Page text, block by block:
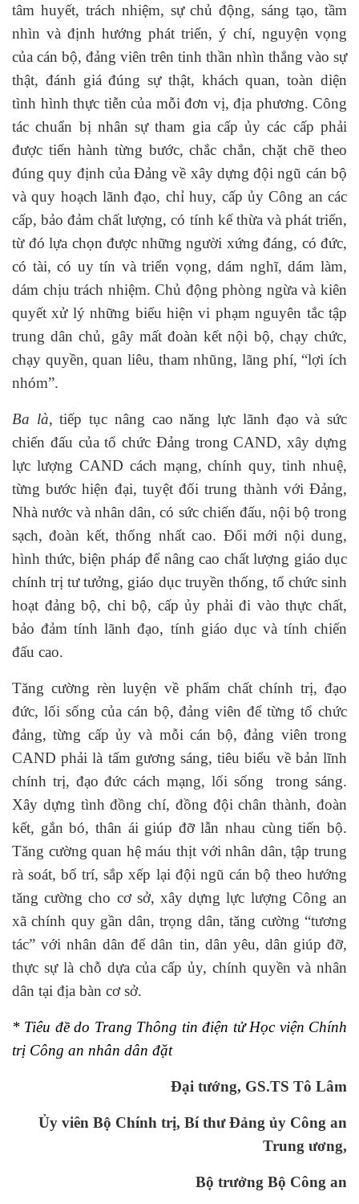
tâm huyết, trách nhiệm, sự chủ động, sáng tạo, tầm
nhìn và định hướng phát triển, ý chí, nguyện vọng
của cán bộ, đảng viên trên tinh thần nhìn thẳng vào sự
thật, đánh giá đúng sự thật, khách quan, toàn diện
tình hình thực tiễn của mỗi đơn vị, địa phương. Công
tác chuẩn bị nhân sự tham gia cấp ủy các cấp phải
được tiến hành từng bước, chắc chắn, chặt chẽ theo
đúng quy định của Đảng về xây dựng đội ngũ cán bộ
và quy hoạch lãnh đạo, chỉ huy, cấp ủy Công an các
cấp, bảo đảm chất lượng, có tính kế thừa và phát triển,
từ đó lựa chọn được những người xứng đáng, có đức,
có tài, có uy tín và triển vọng, dám nghĩ, dám làm,
dám chịu trách nhiệm. Chủ động phòng ngừa và kiên
quyết xử lý những biểu hiện vi phạm nguyên tắc tập
trung dân chủ, gây mất đoàn kết nội bộ, chạy chức,
chạy quyền, quan liêu, tham nhũng, lãng phí, “lợi ích
nhóm”.
Ba là, tiếp tục nâng cao năng lực lãnh đạo và sức
chiến đấu của tổ chức Đảng trong CAND, xây dựng
lực lượng CAND cách mạng, chính quy, tinh nhuệ,
từng bước hiện đại, tuyệt đối trung thành với Đảng,
Nhà nước và nhân dân, có sức chiến đấu, nội bộ trong
sạch, đoàn kết, thống nhất cao. Đổi mới nội dung,
hình thức, biện pháp để nâng cao chất lượng giáo dục
chính trị tư tưởng, giáo dục truyền thống, tổ chức sinh
hoạt đảng bộ, chi bộ, cấp ủy phải đi vào thực chất,
bảo đảm tính lãnh đạo, tính giáo dục và tính chiến
đấu cao.
Tăng cường rèn luyện về phẩm chất chính trị, đạo
đức, lối sống của cán bộ, đảng viên để từng tổ chức
đảng, từng cấp ủy và mỗi cán bộ, đảng viên trong
CAND phải là tấm gương sáng, tiêu biểu về bản lĩnh
chính trị, đạo đức cách mạng, lối sống trong sáng.
Xây dựng tình đồng chí, đồng đội chân thành, đoàn
kết, gắn bó, thân ái giúp đỡ lẫn nhau cùng tiến bộ.
Tăng cường quan hệ máu thịt với nhân dân, tập trung
rà soát, bố trí, sắp xếp lại đội ngũ cán bộ theo hướng
tăng cường cho cơ sở, xây dựng lực lượng Công an
xã chính quy gần dân, trọng dân, tăng cường “tương
tác” với nhân dân để dân tin, dân yêu, dân giúp đỡ,
thực sự là chỗ dựa của cấp ủy, chính quyền và nhân
dân tại địa bàn cơ sở.
* Tiêu đề do Trang Thông tin điện tử Học viện Chính
trị Công an nhân dân đặt
Đại tướng, GS.TS Tô Lâm
Ủy viên Bộ Chính trị, Bí thư Đảng ủy Công an
Trung ương,
Bộ trưởng Bộ Công an